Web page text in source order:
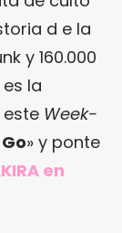
d e la
y 160.000
es la
Week-
» y ponte
en